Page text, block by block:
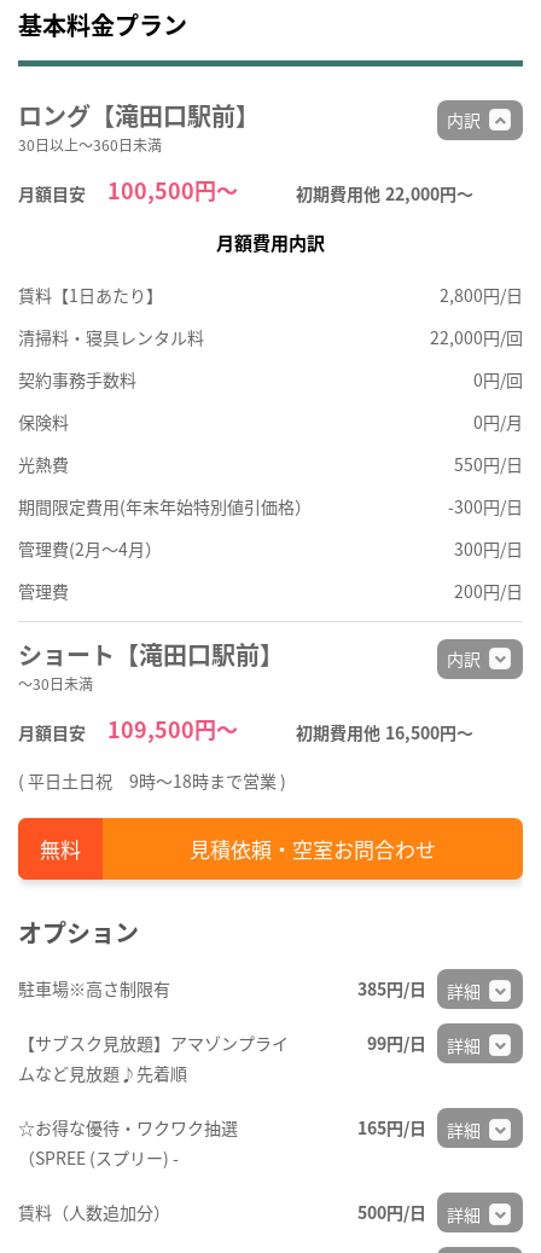
基本料金プラン
ロング【滝田口駅前】
30日以上～360日未満
月額目安 100,500円～ 初期費用他 22,000円〜
内訳
月額費用内訳
賃料【1日あたり】
2,800円/日
清掃料・寝具レンタル料
22,000円/回
契約事務手数料
0円/回
保険料
0円/月
光熱費
550円/日
期間限定費用(年末年始特別値引価格）
-300円/日
管理費(2月～4月）
300円/日
管理費
200円/日
ショート【滝田口駅前】
～30日未満
月額目安 109,500円～ 初期費用他 16,500円〜
内訳
( 平日土日祝 9時～18時まで営業 )
見積依頼・空室お問合わせ
オプション
駐車場※高さ制限有 385円/日 詳細
【サブスク見放題】アマゾンプライ
ムなど見放題♪先着順
99円/日 詳細
☆お得な優待・ワクワク抽選
（SPREE (スプリー) -
165円/日 詳細
賃料（人数追加分） 500円/日 詳細